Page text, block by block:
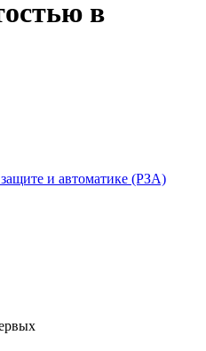
в
и автоматике (РЗА)